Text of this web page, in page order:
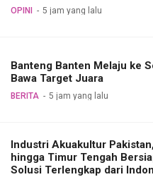
OPINI 5 jam yang lalu
Banteng Banten Melaju ke
Bawa Target Juara
BERITA 5 jam yang lalu
Industri Akuakultur
hingga Timur Tengah
Solusi Terlengkap dari